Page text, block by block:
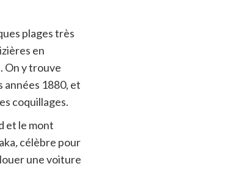
plages très
en
On y trouve
années 1880, et
coquillages.
et le mont
,célèbre pour
une voiture